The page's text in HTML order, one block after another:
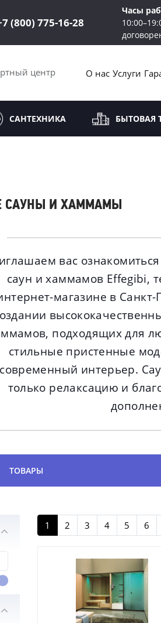
(800) 775-16-28
Часы
центр О нас Услуги
САНТЕХНИКА БЫТОВАЯ
САУНЫ И ХАММАМЫ
вас
саун и хаммамов Effegibi,
магазине в
подходящих для
стильные пристенные
современный интерьер.
только релаксацию и
ТОВАРЫ
1 2 3 4 5 6